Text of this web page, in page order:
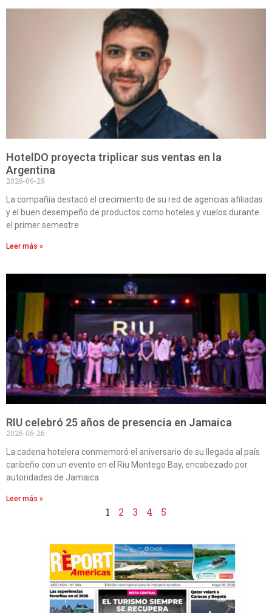
HotelDO proyecta triplicar sus ventas en la
Argentina
2026-06-29
La compañía destacó el crecimiento de su red de agencias afiliadas
y el buen desempeño de productos como hoteles y vuelos durante
el primer semestre
Leer más »
RIU celebró 25 años de presencia en Jamaica
2026-06-26
La cadena hotelera conmemoró el aniversario de su llegada al país
caribeño con un evento en el Riu Montego Bay, encabezado por
autoridades de Jamaica
Leer más »
1 2 3 4 5